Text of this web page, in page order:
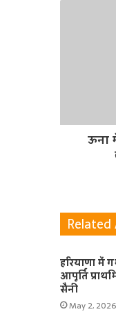
ऊना
Related
हरियाणा में
आपूर्ति
सैनी
May 2, 2026